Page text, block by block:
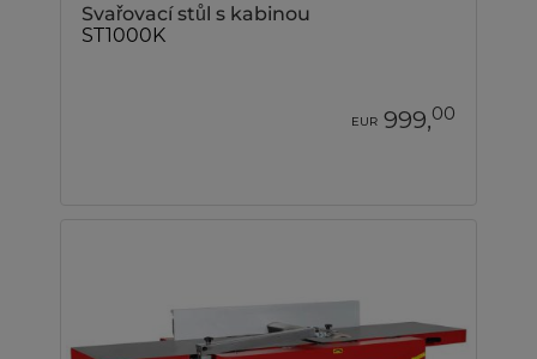
Svařovací stůl s kabinou
ST1000K
EUR 999,00